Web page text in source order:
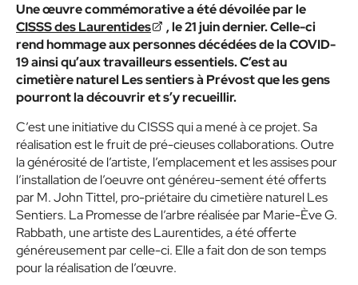
Une œuvre commémorative a été dévoilée par le
CISSS des Laurentides
, le 21 juin dernier. Celle-ci
rend hommage aux personnes décédées de la COVID-
19 ainsi qu’aux travailleurs essentiels. C’est au
cimetière naturel Les sentiers à Prévost que les gens
pourront la découvrir et s’y recueillir.
C’est une initiative du CISSS qui a mené à ce projet. Sa
réalisation est le fruit de pré-cieuses collaborations. Outre
la générosité de l’artiste, l’emplacement et les assises pour
l’installation de l’oeuvre ont généreu-sement été offerts
par M. John Tittel, pro-priétaire du cimetière naturel Les
Sentiers. La Promesse de l’arbreréalisée par Marie-Ève G.
Rabbath, une artiste des Laurentides, a été offerte
généreusement par celle-ci. Elle a fait don de son temps
pour la réalisation de l’œuvre.